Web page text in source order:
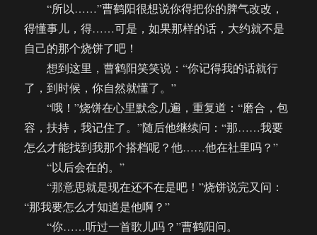
“所以……”曹鹤阳很想说你得把你的脾气改改，
得懂事儿，得……可是，如果那样的话，大约就不是
自己的那个烧饼了吧！
想到这里，曹鹤阳笑笑说：“你记得我的话就行
了，到时候，你自然就懂了。”
“哦！”烧饼在心里默念几遍，重复道：“磨合，包
容，扶持，我记住了。”随后他继续问：“那……我要
怎么才能找到我那个搭档呢？他……他在社里吗？”
“以后会在的。”
“那意思就是现在还不在是吧！”烧饼说完又问：
“那我要怎么才知道是他啊？”
“你……听过一首歌儿吗？”曹鹤阳问。